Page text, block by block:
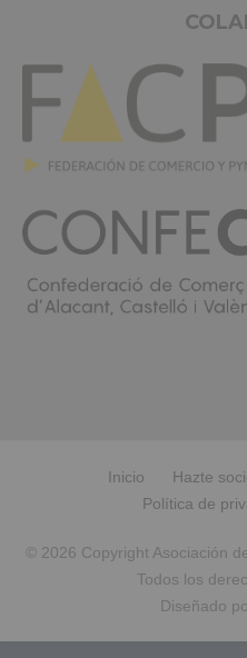
Inicio Hazte
Política de
© 2026 Copyright Asociación
Todos los
Diseñado